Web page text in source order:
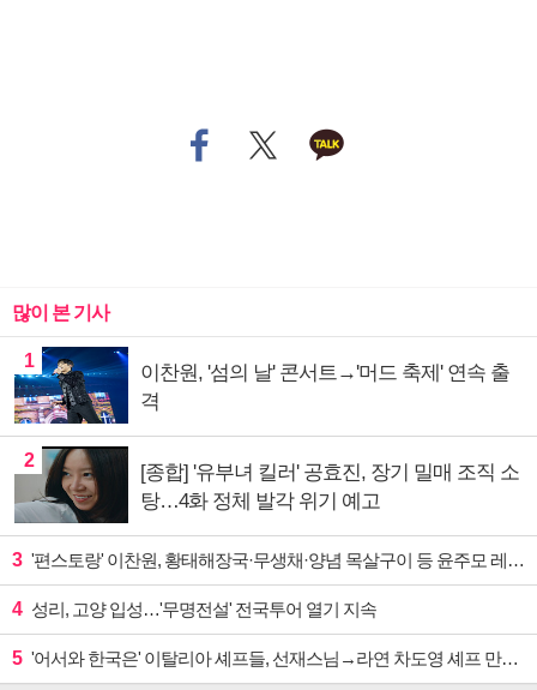
많이 본 기사
1
이찬원, '섬의 날' 콘서트→'머드 축제' 연속 출
격
2
[종합] '유부녀 킬러' 공효진, 장기 밀매 조직 소
탕…4화 정체 발각 위기 예고
3 '편스토랑' 이찬원, 황태해장국·무생채·양념 목살구이 등 윤주모 레시피 섭렵
4 성리, 고양 입성…'무명전설' 전국투어 열기 지속
5 '어서와 한국은' 이탈리아 셰프들, 선재스님→라연 차도영 셰프 만난다